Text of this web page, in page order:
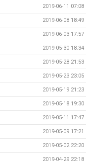
2019-06-11 07:08
2019-06-08 18:49
2019-06-03 17:57
2019-05-30 18:34
2019-05-28 21:53
2019-05-23 23:05
2019-05-19 21:23
2019-05-18 19:30
2019-05-11 17:47
2019-05-09 17:21
2019-05-02 22:20
2019-04-29 22:18